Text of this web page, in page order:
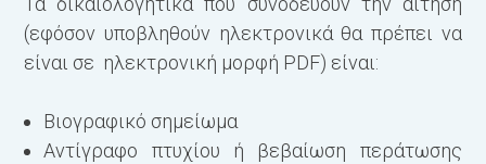
(εφόσον υποβληθούν ηλεκτρονικά θα πρέπει να
είναι σε ηλεκτρονική μορφή PDF) είναι:
Βιογραφικό σημείωμα
Αντίγραφο πτυχίου ή βεβαίωση περάτωσης